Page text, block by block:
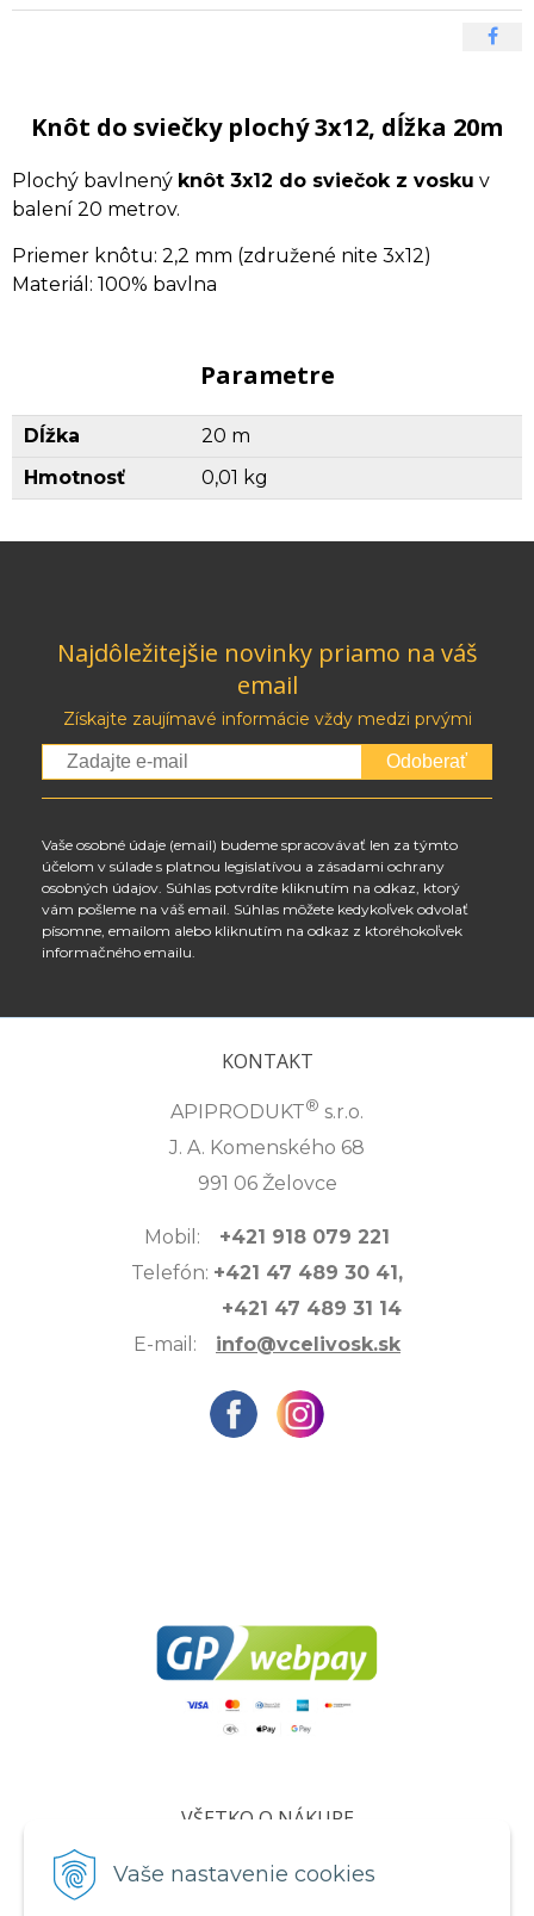
Vaše nastavenie cookies
Knôt do sviečky plochý 3x12, dĺžka 20m
Plochý bavlnený knôt 3x12 do sviečok z vosku v
balení 20 metrov.
Priemer knôtu: 2,2 mm (združené nite 3x12)
Materiál: 100% bavlna
Parametre
Dĺžka
20 m
Hmotnosť
0,01 kg
Najdôležitejšie novinky priamo na váš
email
Získajte zaujímavé informácie vždy medzi prvými
Odoberať
Vaše osobné údaje (email) budeme spracovávať len za týmto
účelom v súlade s platnou legislatívou a zásadami ochrany
osobných údajov. Súhlas potvrdíte kliknutím na odkaz, ktorý
vám pošleme na váš email. Súhlas môžete kedykoľvek odvolať
písomne, emailom alebo kliknutím na odkaz z ktoréhokoľvek
informačného emailu.
KONTAKT
APIPRODUKT® s.r.o.
J. A. Komenského 68
991 06 Želovce
Mobil: +421 918 079 221
Telefón: +421 47 489 30 41,
+421 47 489 31 14
E-mail: info@vcelivosk.sk
VŠETKO O NÁKUPE
Certifikáty